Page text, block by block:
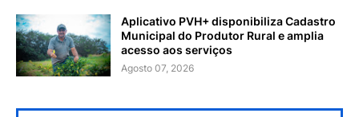
Aplicativo PVH+ disponibiliza Cadastro
Municipal do Produtor Rural e amplia
acesso aos serviços
Agosto 07, 2026